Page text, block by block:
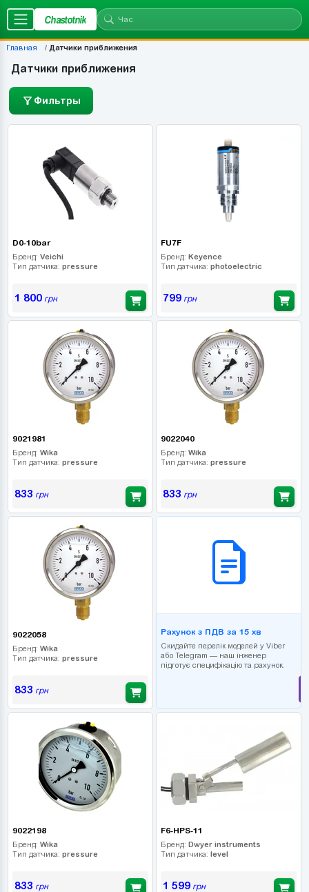
Chastotnik
Главная Датчики приближения
Датчики приближения
Фильтры
D0-10bar
Бренд: Veichi
Тип датчика: pressure
1 800грн
FU7F
Бренд: Keyence
Тип датчика: photoelectric
799грн
9021981
Бренд: Wika
Тип датчика: pressure
833 грн
9022040
Бренд: Wika
Тип датчика: pressure
833 грн
9022058
Бренд: Wika
Тип датчика: pressure
833 грн
Рахунок з ПДВ за 15 хв
Скидайте перелік моделей у Viber
або Telegram — наш інженер
підготує специфікацію та рахунок.
9022198
Бренд: Wika
Тип датчика: pressure
833 грн
F6-HPS-11
Бренд: Dwyer instruments
Тип датчика: level
1 599грн